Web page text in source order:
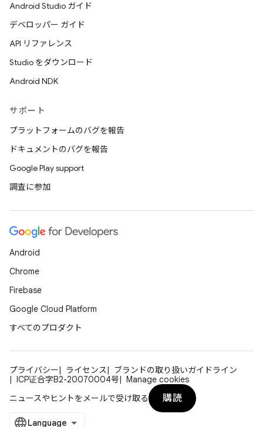
Android Studio ガイド
デベロッパー ガイド
API リファレンス
Studio をダウンロード
Android NDK
サポート
プラットフォームのバグを報告
ドキュメントのバグを報告
Google Play support
調査に参加
Android
Chrome
Firebase
Google Cloud Platform
すべてのプロダクト
プライバシー ライセンス
ブランドの取り扱いガイドライン
ICP证合字B2-20070004号
Manage cookies
ニュースやヒントをメールで受け取る
購読